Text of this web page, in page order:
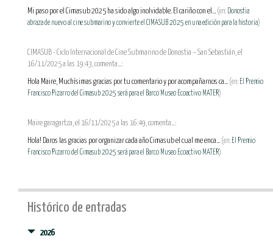
Mi paso por el Cimasub 2025 ha sido algo inolvidable. El cariño con el... (en: Donostia
abraza de nuevo al cine submarino y convierte el CIMASUB 2025 en una edición para la historia)
CIMASUB - Ciclo Internacional de Cine Submarino de Donostia – San Sebastián, el
16/11/2025 a las 19:43, comenta...:
Hola Maire, Muchísimas gracias por tu comentario y por acompañarnos ca... (en: El Premio
Francisco Pizarro del Cimasub 2025 será para el Barco Museo Ecoactivo MATER)
Maire garagartza, el 16/11/2025 a las 16:49, comenta...:
Hola! Daros las gracias por organizar cada año Cimasub el cual me enca... (en: El Premio
Francisco Pizarro del Cimasub 2025 será para el Barco Museo Ecoactivo MATER)
Histórico de entradas
2026